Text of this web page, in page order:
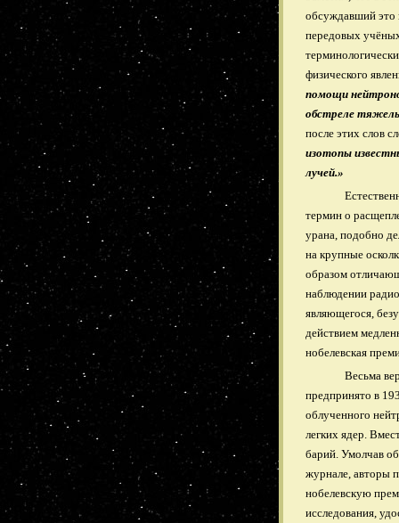
обсуждавший это
передовых
физического
помощи
обстреле
после этих слов
изотопы
лучей.»
термин о
урана, подобно
на крупные
образом
наблюдении
являющегося,
действием
нобелевская
Весьма
предпринято в
облученного
легких ядер.
барий. Умолчав
журнале, авторы
нобелевскую
исследования,